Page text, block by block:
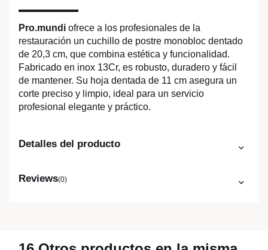
Pro.mundi ofrece a los profesionales de la
restauración un cuchillo de postre monobloc dentado
de 20,3 cm, que combina estética y funcionalidad.
Fabricado en inox 13Cr, es robusto, duradero y fácil
de mantener. Su hoja dentada de 11 cm asegura un
corte preciso y limpio, ideal para un servicio
profesional elegante y práctico.
Detalles del producto
Reviews(0)